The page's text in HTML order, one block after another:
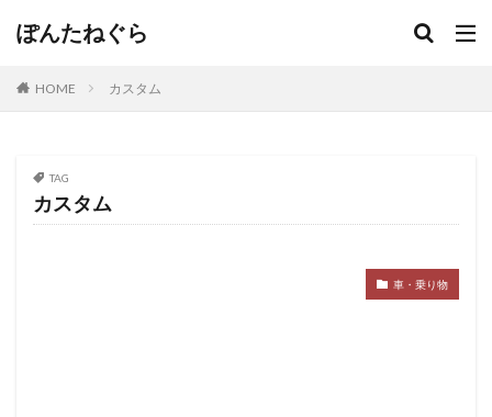
ぽんたねぐら
HOME カスタム
TAG
カスタム
車・乗り物